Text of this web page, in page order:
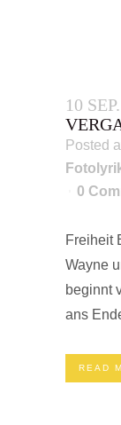
10 SEP.
Posted
0
Freiheit
Wayne
beginnt
ans
READ